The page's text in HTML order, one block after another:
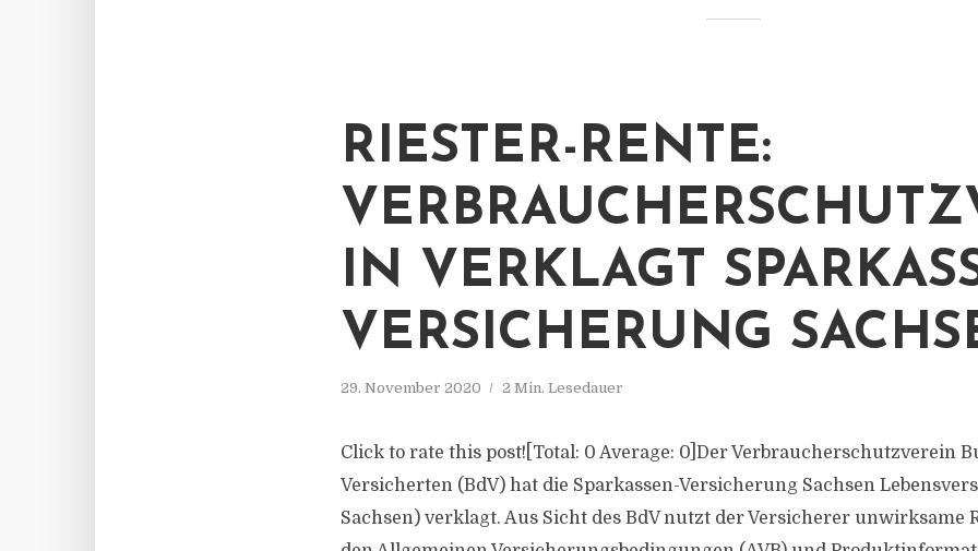
RIESTER-RENTE:
IN VERKLAGT
VERSICHERUNG
29. November 2020 2 Min. Lesedauer
Click to rate this post![Total: 0 Average: 0]Der Verbraucherschutzverein
Versicherten (BdV) hat die Sparkassen-Versicherung Sachsen
Sachsen) verklagt. Aus Sicht des BdV nutzt der Versicherer unwirksame